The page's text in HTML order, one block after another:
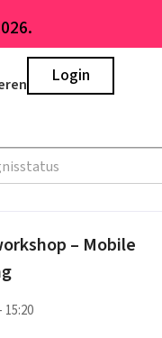
Login
– Mobile
15:20